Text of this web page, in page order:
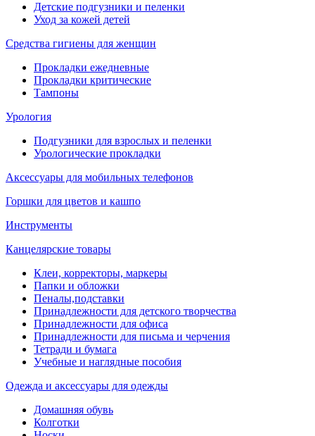
Детские подгузники и пеленки
Уход за кожей детей
Средства гигиены для женщин
Прокладки ежедневные
Прокладки критические
Тампоны
Урология
Подгузники для взрослых и пеленки
Урологические прокладки
Аксессуары для мобильных телефонов
Горшки для цветов и кашпо
Инструменты
Канцелярские товары
Клеи, корректоры, маркеры
Папки и обложки
Пеналы,подставки
Принадлежности для детского творчества
Принадлежности для офиса
Принадлежности для письма и черчения
Тетради и бумага
Учебные и наглядные пособия
Одежда и аксессуары для одежды
Домашняя обувь
Колготки